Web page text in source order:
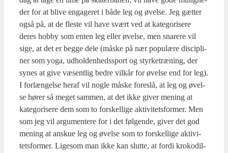
der for at bli­ve enga­ge­ret i både leg og øvel­se. Jeg gæt­ter
også på, at de fle­ste vil have svært ved at kate­go­ri­se­re
deres hob­by som enten leg eller øvel­se, men sna­re­re vil
sige, at det er beg­ge dele (måske på nær popu­læ­re disci­pli­
ner som yoga, udhol­den­heds­sport og styr­ke­træ­ning, der
synes at give væsent­lig bed­re vil­kår for øvel­se end for leg).
I for­læn­gel­se her­af vil nog­le måske fore­slå, at leg og øvel­
se hører så meget sam­men, at det ikke giver mening at
kate­go­ri­se­re dem som to for­skel­li­ge akti­vi­tets­for­mer. Men
som jeg vil argu­men­te­re for i det føl­gen­de, giver det god
mening at anskue leg og øvel­se som to for­skel­li­ge akti­vi­
tets­for­mer. Lige­som man ikke kan slut­te, at for­di kro­ko­di­l­